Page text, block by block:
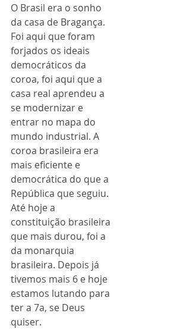
O Brasil era o sonho
da casa de Bragança.
Foi aqui que foram
forjados os ideais
democráticos da
coroa, foi aqui que a
casa real aprendeu a
se modernizar e
entrar no mapa do
mundo industrial. A
coroa brasileira era
mais eficiente e
democrática do que a
República que seguiu.
Até hoje a
constituição brasileira
que mais durou, foi a
da monarquia
brasileira. Depois já
tivemos mais 6 e hoje
estamos lutando para
ter a 7a, se Deus
quiser.